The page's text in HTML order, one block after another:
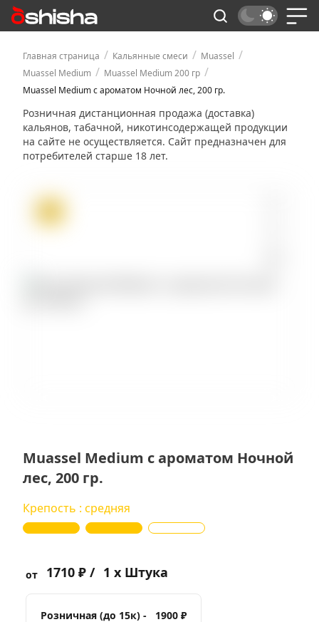
Главная страница / Кальянные смеси / Muassel /
Muassel Medium / Muassel Medium 200 гр /
Muassel Medium с ароматом Ночной лес, 200 гр.
Розничная дистанционная продажа (доставка)
кальянов, табачной, никотинсодержащей продукции
на сайте не осуществляется. Сайт предназначен для
потребителей старше 18 лет.
Muassel Medium с ароматом Ночной
лес, 200 гр.
Крепость : средняя
от 1710 ₽ / 1 x Штука
Розничная (до 15к) -
1900 ₽